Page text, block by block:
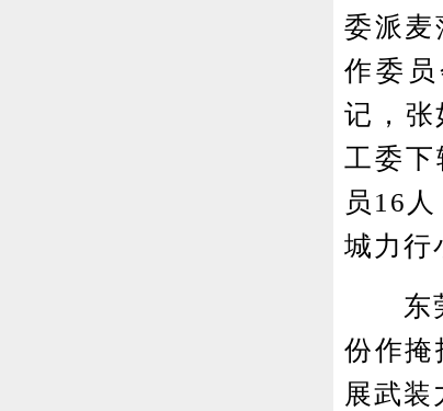
委派麦
作委
记，张
工委
员16
城力行
东莞
份作掩
展武装